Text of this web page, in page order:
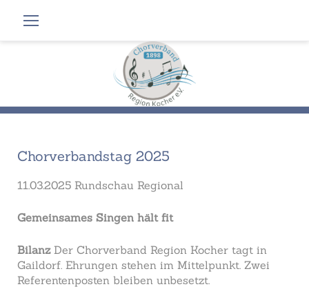
Inhalt
Chorverbandstag 2025
11.03.2025 Rundschau Regional
Gemeinsames Singen hält fit
BilanzDer Chorverband Region Kocher tagt in
Gaildorf. Ehrungen stehen im Mittelpunkt. Zwei
Referentenposten bleiben unbesetzt.